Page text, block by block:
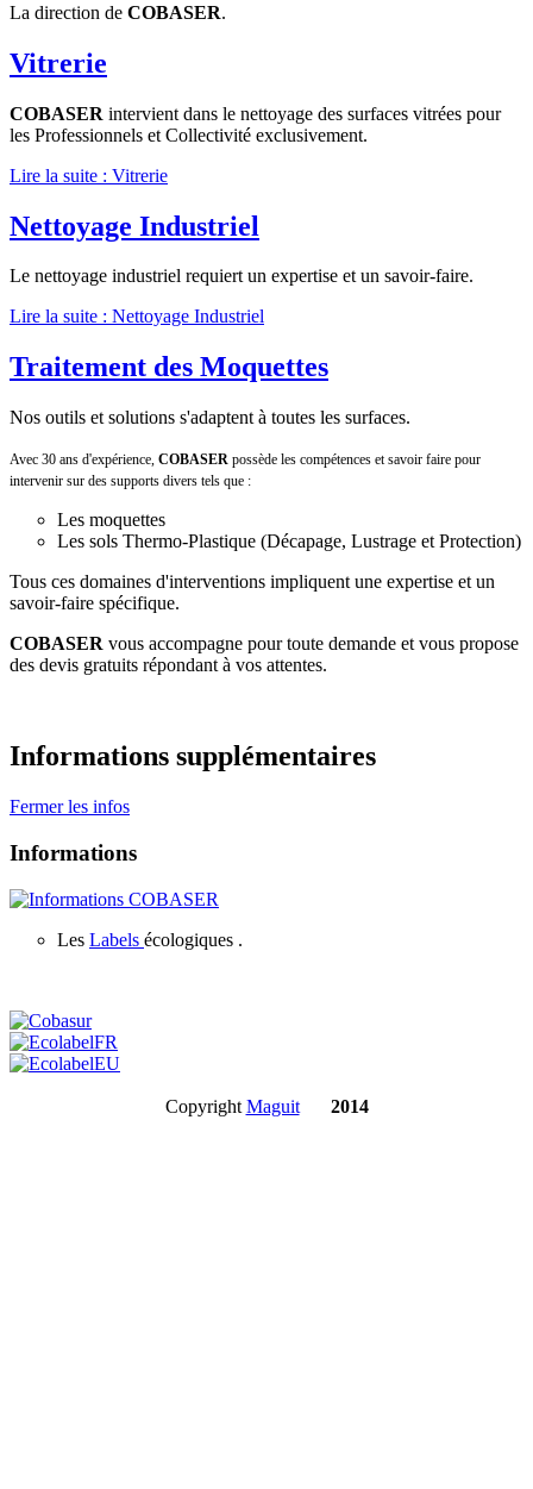
La direction de COBASER.
Vitrerie
COBASER intervient dans le nettoyage des surfaces vitrées pour
les Professionnels et Collectivité exclusivement.
Lire la suite : Vitrerie
Nettoyage Industriel
Le nettoyage industriel requiert un expertise et un savoir-faire.
Lire la suite : Nettoyage Industriel
Traitement des Moquettes
Nos outils et solutions s'adaptent à toutes les surfaces.
Avec 30 ans d'expérience, COBASER possède les compétences et savoir faire pour
intervenir sur des supports divers tels que :
Les moquettes
Les sols Thermo-Plastique (Décapage, Lustrage et Protection)
Tous ces domaines d'interventions impliquent une expertise et un
savoir-faire spécifique.
COBASER vous accompagne pour toute demande et vous propose
des devis gratuits répondant à vos attentes.
Informations supplémentaires
Fermer les infos
Informations
Les Labels écologiques .
Copyright Maguit 2014